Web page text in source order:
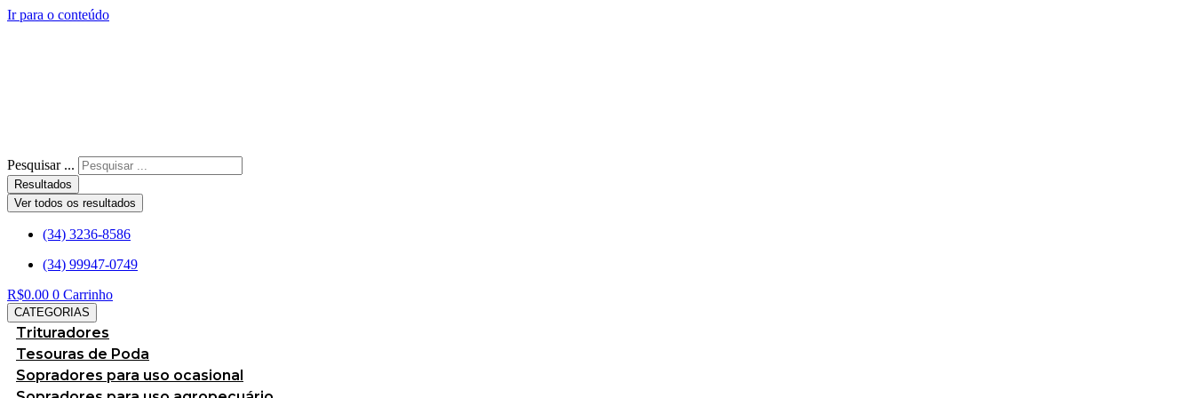
Ir para o conteúdo
Pesquisar ...
Resultados
Ver todos os resultados
(34) 3236-8586
(34) 99947-0749
R$0.00 0 Carrinho
CATEGORIAS
Trituradores
Tesouras de Poda
Sopradores para uso ocasional